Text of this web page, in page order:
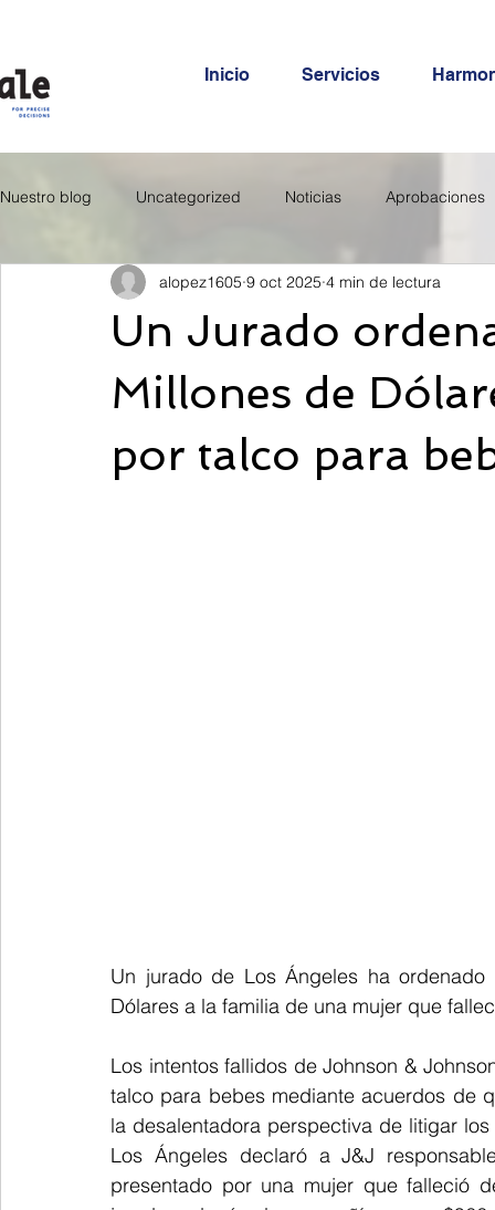
Inicio Servicios
Nuestro blog Uncategorized Noticias Aprobaciones
Un Jurado
Millones de
por talco para
alopez1605 9 oct 2025 4 min de lectura
Un jurado de Los Ángeles ha
Dólares a la familia de una mujer que
Los intentos fallidos de Johnson &
talco para bebes mediante acuerdos de
la desalentadora perspectiva de litigar
Los Ángeles declaró a J&J
presentado por una mujer que falleció